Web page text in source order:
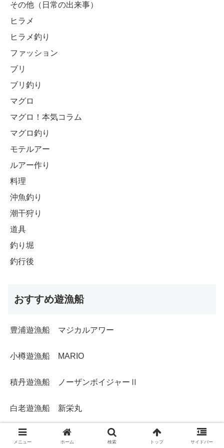
その他（日常の出来事）
ヒラメ
ヒラメ釣り
ファッション
ブリ
ブリ釣り
マグロ
マグロ！本気コラム
マグロ釣り
モテルアー
ルアー作り
料理
沖魚釣り
潮干狩り
道具
釣り堀
釣行後
おすすめ遊漁船
豊浦遊漁船 マジカルアワー
小樽遊漁船 MARIO
積丹遊漁船 ノーザンボイジャーⅡ
白老遊漁船 新栄丸
メニュー ホーム 検索 トップ サイドバー